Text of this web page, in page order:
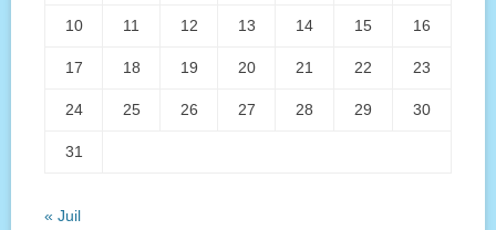
10 11 12 13 14 15 16
17 18 19 20 21 22 23
24 25 26 27 28 29 30
31
« Juil